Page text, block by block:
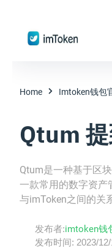
Home Imtoken钱包
Qtum
Qtum是一种基于区
一款常用的数字资产
与imToken之间的关
发布者:imtoken钱
发布时间: 2023/